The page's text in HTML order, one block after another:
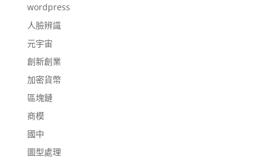
wordpress
人臉辨識
元宇宙
創新創業
加密貨幣
區塊鏈
商模
國中
圖型處理